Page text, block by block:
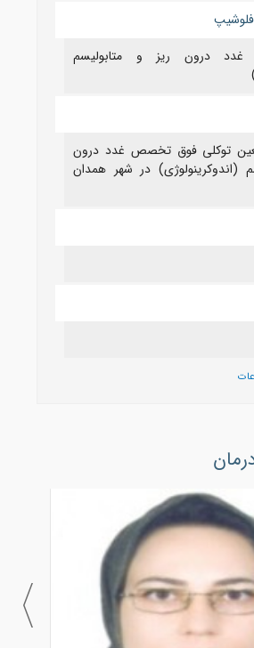
درون ریز و متابولیسم
توکلی فوق تخصص غدد درون
(اندوکرینولوژی) در شهر همدان